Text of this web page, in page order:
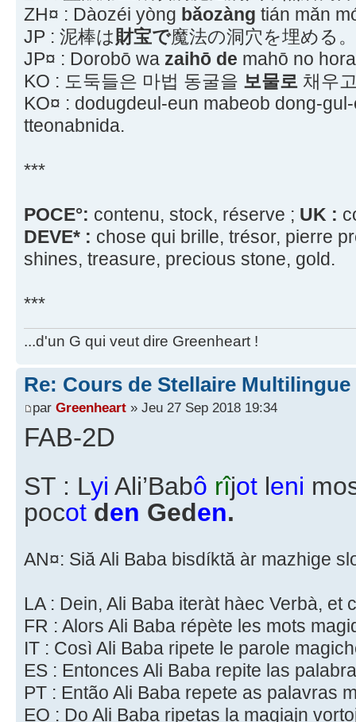
ZH¤ : Dàozéi yòng bǎozàng tián mǎn
JP : 泥棒は財宝で魔法の洞穴を埋める。
JP¤ : Dorobō wa zaihō de mahō no
KO : 도둑들은 마법 동굴을 보물로 채우
KO¤ : dodugdeul-eun mabeob dong-
tteonabnida.
***
POCE°: contenu, stock, réserve ; UK :
DEVE* : chose qui brille, trésor, pierre
shines, treasure, precious stone, gold.
***
...d'un G qui veut dire Greenheart !
Re: Cours de Stellaire
par Greenheart » Jeu 27 Sep 2018 19:34
FAB-2D
ST : Lyi Ali’Babô rîjot leni
pocot den Geden.
AN¤: Siă Ali Baba bisdíktă àr mazhige
LA : Dein, Ali Baba iteràt hàec Verbà, et
FR : Alors Ali Baba répète les mots
IT : Così Ali Baba ripete le parole
ES : Entonces Ali Baba repite las
PT : Então Ali Baba repete as palavras
EO : Do Ali Baba ripetas la magiajn